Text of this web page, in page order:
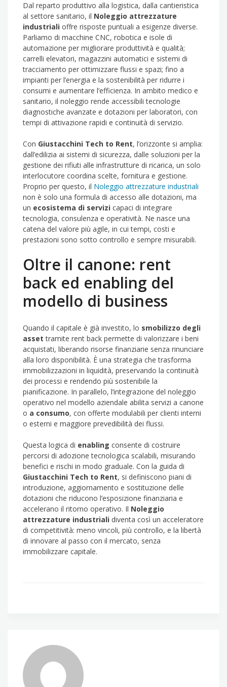
Dal reparto produttivo alla logistica, dalla cantieristica
al settore sanitario, il Noleggio attrezzature
industriali offre risposte puntuali a esigenze diverse.
Parliamo di macchine CNC, robotica e isole di
automazione per migliorare produttività e qualità;
carrelli elevatori, magazzini automatici e sistemi di
tracciamento per ottimizzare flussi e spazi; fino a
impianti per l’energia e la sostenibilità per ridurre i
consumi e aumentare l’efficienza. In ambito medico e
sanitario, il noleggio rende accessibili tecnologie
diagnostiche avanzate e dotazioni per laboratori, con
tempi di attivazione rapidi e continuità di servizio.
Con Giustacchini Tech to Rent, l’orizzonte si amplia:
dall’edilizia ai sistemi di sicurezza, dalle soluzioni per la
gestione dei rifiuti alle infrastrutture di ricarica, un solo
interlocutore coordina scelte, fornitura e gestione.
Proprio per questo, il Noleggio attrezzature industriali
non è solo una formula di accesso alle dotazioni, ma
un ecosistema di servizi capaci di integrare
tecnologia, consulenza e operatività. Ne nasce una
catena del valore più agile, in cui tempi, costi e
prestazioni sono sotto controllo e sempre misurabili.
Oltre il canone: rent
back ed enabling del
modello di business
Quando il capitale è già investito, lo smobilizzo degli
asset tramite rent back permette di valorizzare i beni
acquistati, liberando risorse finanziarie senza rinunciare
alla loro disponibilità. È una strategia che trasforma
immobilizzazioni in liquidità, preservando la continuità
dei processi e rendendo più sostenibile la
pianificazione. In parallelo, l’integrazione del noleggio
operativo nel modello aziendale abilita servizi a canone
o a consumo, con offerte modulabili per clienti interni
o esterni e maggiore prevedibilità dei flussi.
Questa logica di enabling consente di costruire
percorsi di adozione tecnologica scalabili, misurando
benefici e rischi in modo graduale. Con la guida di
Giustacchini Tech to Rent, si definiscono piani di
introduzione, aggiornamento e sostituzione delle
dotazioni che riducono l’esposizione finanziaria e
accelerano il ritorno operativo. Il Noleggio
attrezzature industriali diventa così un acceleratore
di competitività: meno vincoli, più controllo, e la libertà
di innovare al passo con il mercato, senza
immobilizzare capitale.